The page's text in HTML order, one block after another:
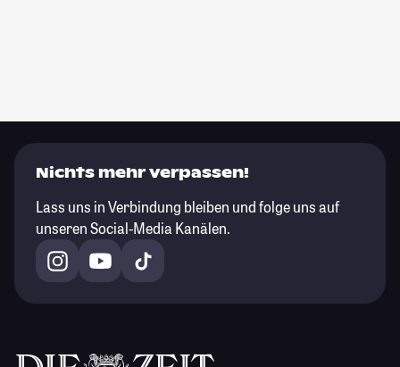
Nichts mehr verpassen!
Lass uns in Verbindung bleiben und folge uns auf
unseren Social-Media Kanälen.